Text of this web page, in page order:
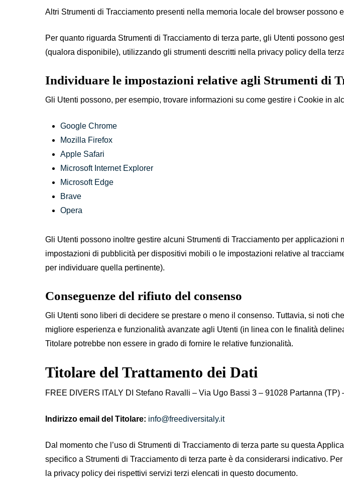
Altri Strumenti di Tracciamento presenti nella memoria locale del browser
Per quanto riguarda Strumenti di Tracciamento di terza parte, gli Utenti possono
(qualora disponibile), utilizzando gli strumenti descritti nella privacy policy della
Individuare le impostazioni relative agli Strumenti di
Gli Utenti possono, per esempio, trovare informazioni su come gestire i Cookie in
Google Chrome
Mozilla Firefox
Apple Safari
Microsoft Internet Explorer
Microsoft Edge
Brave
Opera
Gli Utenti possono inoltre gestire alcuni Strumenti di Tracciamento per
impostazioni di pubblicità per dispositivi mobili o le impostazioni relative al
per individuare quella pertinente).
Conseguenze del rifiuto del consenso
Gli Utenti sono liberi di decidere se prestare o meno il consenso. Tuttavia, si noti
migliore esperienza e funzionalità avanzate agli Utenti (in linea con le finalità
Titolare potrebbe non essere in grado di fornire le relative funzionalità.
Titolare del Trattamento dei Dati
FREE DIVERS ITALY DI Stefano Ravalli – Via Ugo Bassi 3 – 91028 Partanna (TP)
Indirizzo email del Titolare: info@freediversitaly.it
Dal momento che l’uso di Strumenti di Tracciamento di terza parte su questa
specifico a Strumenti di Tracciamento di terza parte è da considerarsi indicativo.
la privacy policy dei rispettivi servizi terzi elencati in questo documento.